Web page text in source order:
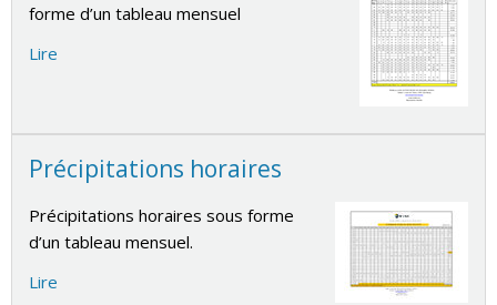
forme d’un tableau mensuel
Lire
Précipitations horaires
Précipitations horaires sous forme
d’un tableau mensuel.
Lire